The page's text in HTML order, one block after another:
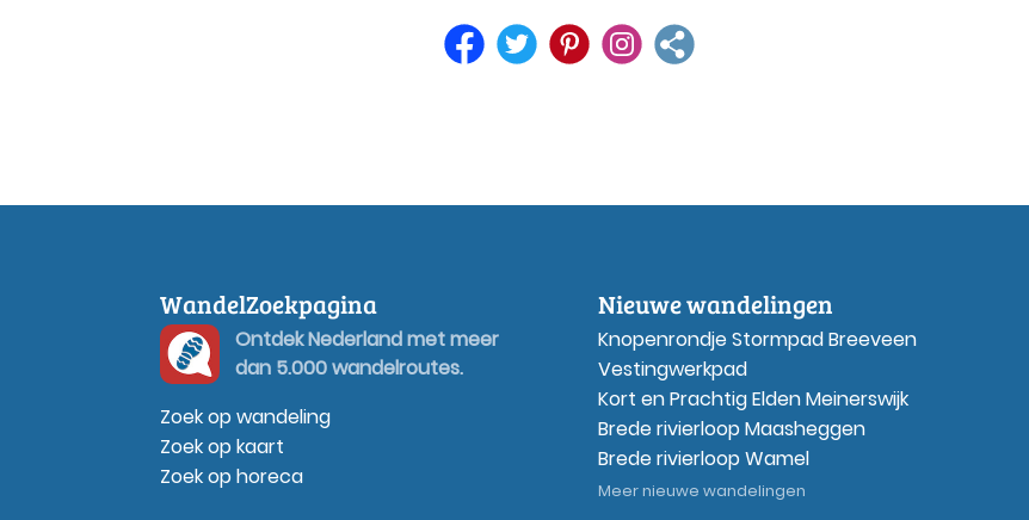
WandelZoekpagina
Ontdek Nederland met meer
dan 5.000 wandelroutes.
Zoek op wandeling
Zoek op kaart
Zoek op horeca
Nieuwe wandelingen
Knopenrondje Stormpad Breeveen
Vestingwerkpad
Kort en Prachtig Elden Meinerswijk
Brede rivierloop Maasheggen
Brede rivierloop Wamel
Meer nieuwe wandelingen